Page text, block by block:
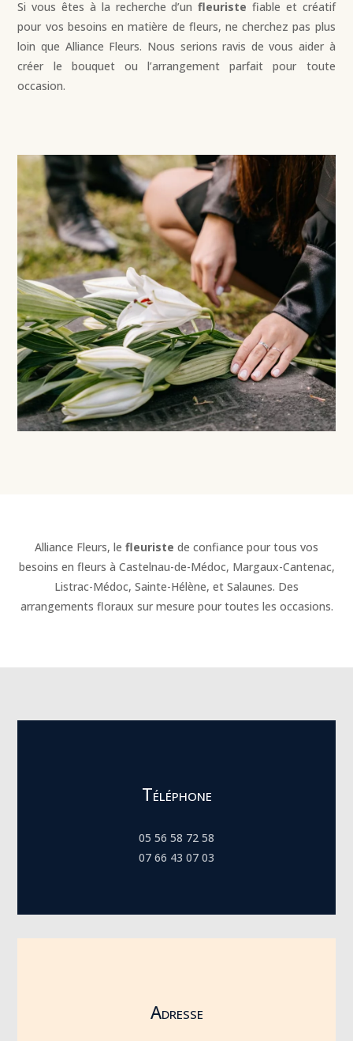
Si vous êtes à la recherche d’unfleuriste fiable et créatif
pour vos besoins en matière de fleurs, ne cherchez pas plus
loin que Alliance Fleurs. Nous serions ravis de vous aider à
créer le bouquet ou l’arrangement parfait pour toute
occasion.
Alliance Fleurs, le fleuriste de confiance pour tous vos
besoins en fleurs à Castelnau-de-Médoc, Margaux-Cantenac,
Listrac-Médoc, Sainte-Hélène, et Salaunes. Des
arrangements floraux sur mesure pour toutes les occasions.
Téléphone
05 56 58 72 58
07 66 43 07 03
Adresse